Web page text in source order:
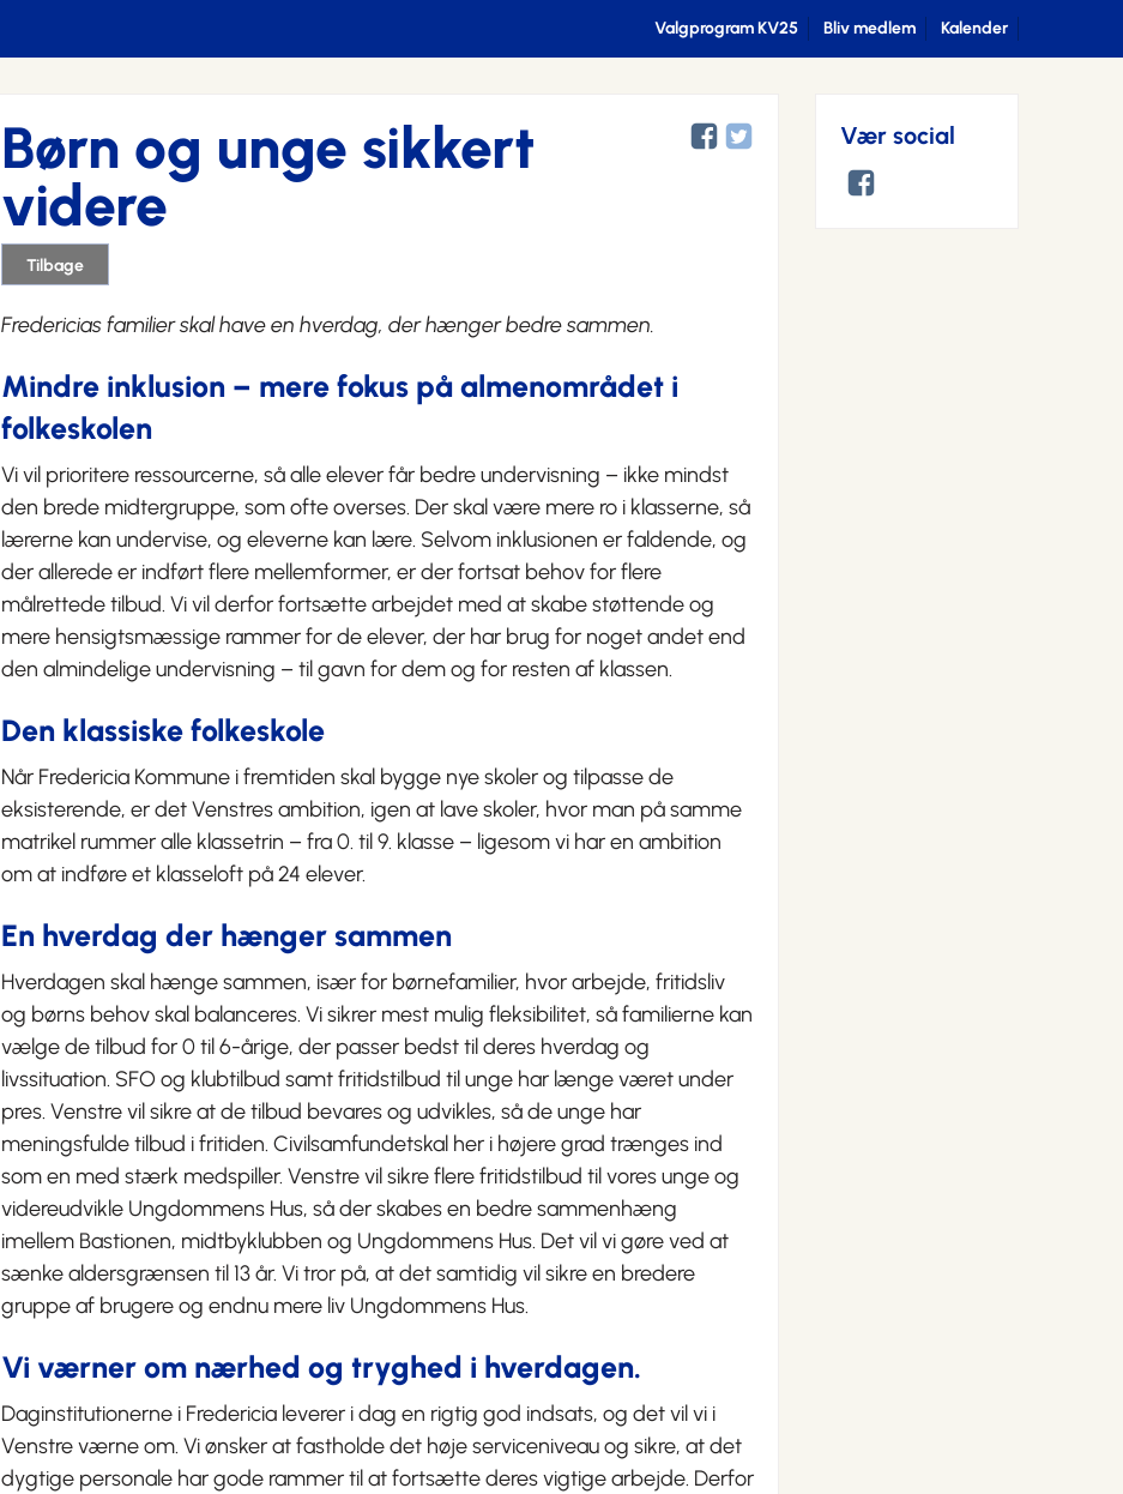
Valgprogram KV25 Bliv medlem Kalender
Børn og unge sikkert
videre
Tilbage
Fredericias familier skal have en hverdag, der hænger bedre sammen.
Mindre inklusion – mere fokus på almenområdet i
folkeskolen
Vi vil prioritere ressourcerne, så alle elever får bedre undervisning – ikke mindst
den brede midtergruppe, som ofte overses. Der skal være mere ro i klasserne, så
lærerne kan undervise, og eleverne kan lære. Selvom inklusionen er faldende, og
der allerede er indført flere mellemformer, er der fortsat behov for flere
målrettede tilbud. Vi vil derfor fortsætte arbejdet med at skabe støttende og
mere hensigtsmæssige rammer for de elever, der har brug for noget andet end
den almindelige undervisning – til gavn for dem og for resten af klassen.
Den klassiske folkeskole
Når Fredericia Kommune i fremtiden skal bygge nye skoler og tilpasse de
eksisterende, er det Venstres ambition, igen at lave skoler, hvor man på samme
matrikel rummer alle klassetrin – fra 0. til 9. klasse – ligesom vi har en ambition
om at indføre et klasseloft på 24 elever.
En hverdag der hænger sammen
Hverdagen skal hænge sammen, især for børnefamilier, hvor arbejde, fritidsliv
og børns behov skal balanceres. Vi sikrer mest mulig fleksibilitet, så familierne kan
vælge de tilbud for 0 til 6-årige, der passer bedst til deres hverdag og
livssituation. SFO og klubtilbud samt fritidstilbud til unge har længe været under
pres. Venstre vil sikre at de tilbud bevares og udvikles, så de unge har
meningsfulde tilbud i fritiden. Civilsamfundetskal her i højere grad trænges ind
som en med stærk medspiller. Venstre vil sikre flere fritidstilbud til vores unge og
videreudvikle Ungdommens Hus, så der skabes en bedre sammenhæng
imellem Bastionen, midtbyklubben og Ungdommens Hus. Det vil vi gøre ved at
sænke aldersgrænsen til 13 år. Vi tror på, at det samtidig vil sikre en bredere
gruppe af brugere og endnu mere liv Ungdommens Hus.
Vi værner om nærhed og tryghed i hverdagen.
Daginstitutionerne i Fredericia leverer i dag en rigtig god indsats, og det vil vi i
Venstre værne om. Vi ønsker at fastholde det høje serviceniveau og sikre, at det
dygtige personale har gode rammer til at fortsætte deres vigtige arbejde. Derfor
Vær social